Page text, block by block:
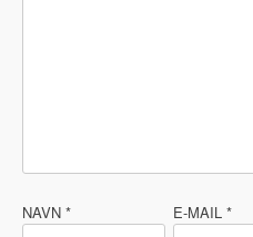
NAVN * E-MAIL *